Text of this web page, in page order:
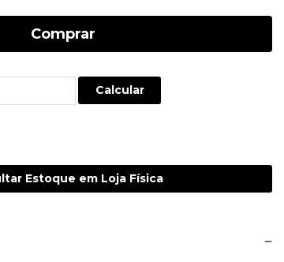
Comprar
Calcular
Estoque em Loja Física